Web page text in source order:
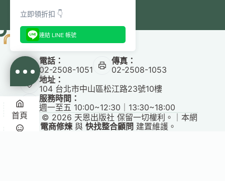
電話：
02-2508-1051
傳真：
02-2508-1053
地址：
104 台北市中山區松江路23號10樓
服務時間：
週一至五 10:00~12:30｜13:30~18:00
Copyright © 2026 天恩出版社 保留一切權利。｜本網
站由 電商修煉與快找整合顧問 建置維護。
首頁
立即領折扣 👇
連結 LINE 帳號